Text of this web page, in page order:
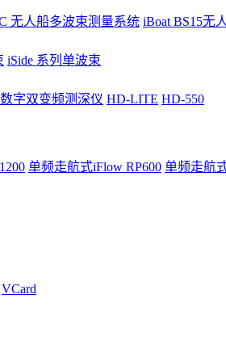
无人船多波束测量系统 iBoat BS15无
iSide 系列单波束
字双变频测深仪 HD-LITE HD-550
单频走航式iFlow RP600 单频走航
VCard